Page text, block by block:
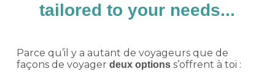
tailored to your needs...
Parce qu’il y a autant de voyageurs que de
façons de voyager deux options s’offrent à toi :